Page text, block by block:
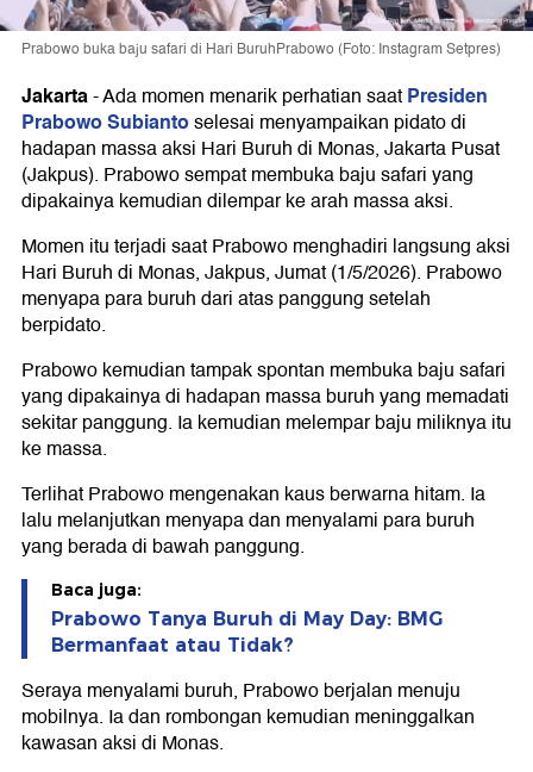
Prabowo buka baju safari di Hari BuruhPrabowo (Foto: Instagram Setpres)
Jakarta-Ada momen menarik perhatian saatPresiden
Prabowo Subiantoselesai menyampaikan pidato di
hadapan massa aksi Hari Buruh di Monas, Jakarta Pusat
(Jakpus). Prabowo sempat membuka baju safari yang
dipakainya kemudian dilempar ke arah massa aksi.
Momen itu terjadi saat Prabowo menghadiri langsung aksi
Hari Buruh di Monas, Jakpus, Jumat (1/5/2026). Prabowo
menyapa para buruh dari atas panggung setelah
berpidato.
Prabowo kemudian tampak spontan membuka baju safari
yang dipakainya di hadapan massa buruh yang memadati
sekitar panggung. Ia kemudian melempar baju miliknya itu
ke massa.
Terlihat Prabowo mengenakan kaus berwarna hitam. Ia
lalu melanjutkan menyapa dan menyalami para buruh
yang berada di bawah panggung.
Baca juga:
Prabowo Tanya Buruh di May Day: BMG
Bermanfaat atau Tidak?
Seraya menyalami buruh, Prabowo berjalan menuju
mobilnya. Ia dan rombongan kemudian meninggalkan
kawasan aksi di Monas.